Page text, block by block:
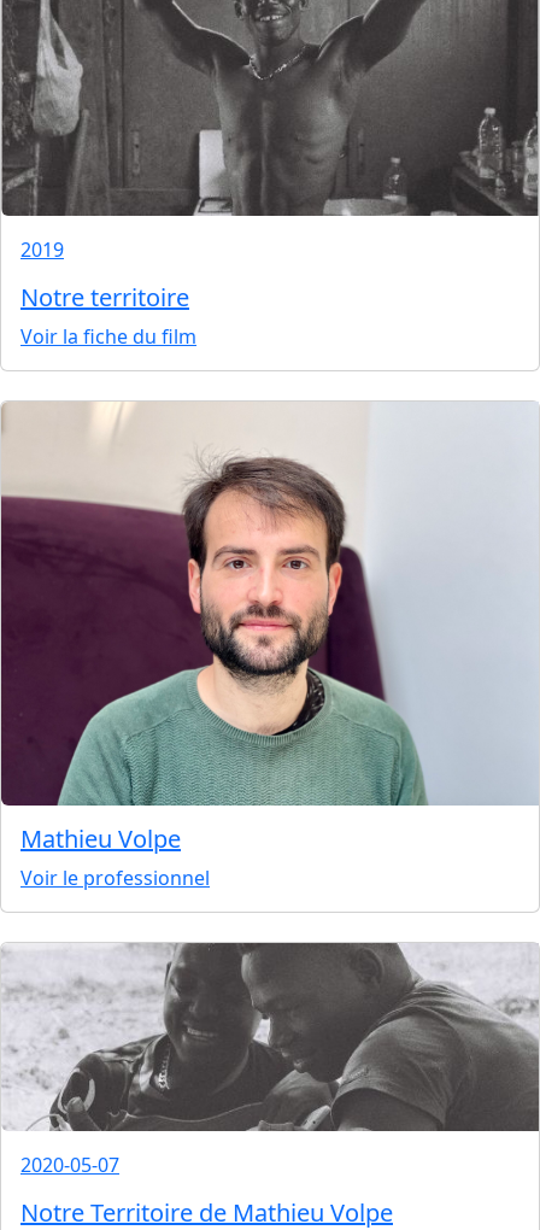
2019
Notre territoire
Voir la fiche du film
Mathieu Volpe
Voir le professionnel
2020-05-07
Notre Territoire de Mathieu Volpe